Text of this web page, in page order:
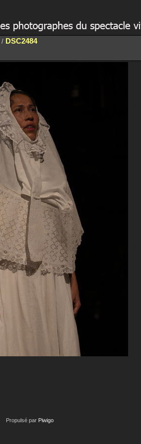
/ DSC2484
Propulsé par Piwigo